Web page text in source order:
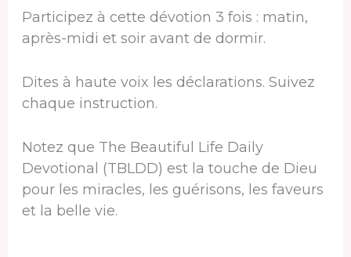
Participez à cette dévotion 3 fois : matin,
après-midi et soir avant de dormir.
Dites à haute voix les déclarations. Suivez
chaque instruction.
Notez que The Beautiful Life Daily
Devotional (TBLDD) est la touche de Dieu
pour les miracles, les guérisons, les faveurs
et la belle vie.